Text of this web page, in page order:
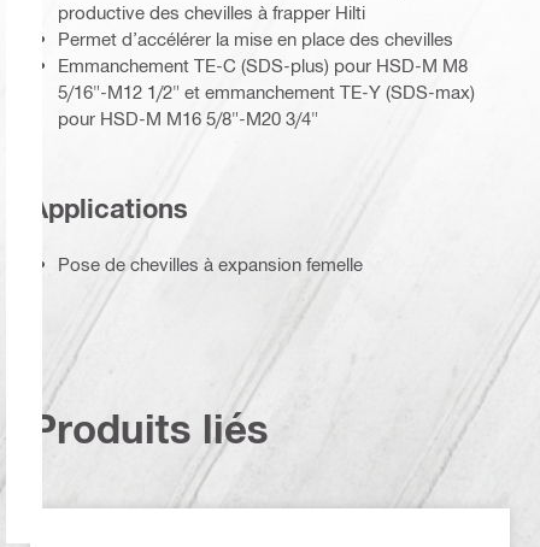
productive des chevilles à frapper Hilti
Permet d’accélérer la mise en place des chevilles
Emmanchement TE-C (SDS-plus) pour HSD-M M8
5/16"-M12 1/2" et emmanchement TE-Y (SDS-max)
pour HSD-M M16 5/8"-M20 3/4"
Applications
Pose de chevilles à expansion femelle
Produits liés